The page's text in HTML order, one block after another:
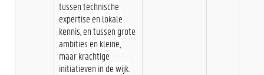
tussen technische
expertise en lokale
kennis, en tussen grote
ambities en kleine,
maar krachtige
initiatieven in de wijk.